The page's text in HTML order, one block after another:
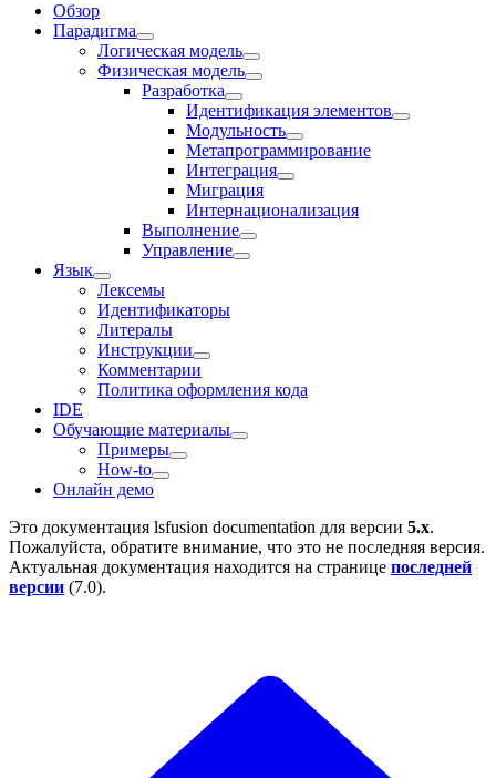
Обзор
Парадигма
Логическая модель
Физическая модель
Разработка
Идентификация элементов
Модульность
Метапрограммирование
Интеграция
Миграция
Интернационализация
Выполнение
Управление
Язык
Лексемы
Идентификаторы
Литералы
Инструкции
Комментарии
Политика оформления кода
IDE
Обучающие материалы
Примеры
How-to
Онлайн демо
Это документация lsfusion documentation для версии 5.x.
Пожалуйста, обратите внимание, что это не последняя версия.
Актуальная документация находится на странице последней
версии (7.0).